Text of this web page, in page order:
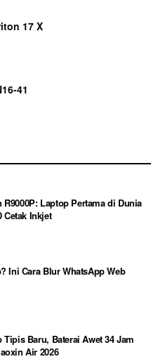
17 X
41
Laptop Pertama di Dunia
Cetak Inkjet
Ini Cara Blur WhatsApp Web
Baru, Baterai Awet 34 Jam
Air 2026